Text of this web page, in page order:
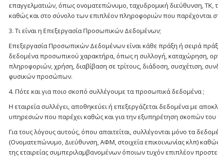
επαγγελματιών, όπως ονοματεπώνυμο, ταχυδρομική διεύθυνση, ΤΚ,
καθώς και στο σύνολο των επιπλέον πληροφοριών που παρέχονται
3. Τι είναι η Επεξεργασία Προσωπικών Δεδομένων;
Επεξεργασία Προσωπικών Δεδομένων είναι κάθε πράξη ή σειρά
δεδομένα προσωπικού χαρακτήρα, όπως η συλλογή, καταχώρηση,
πληροφοριών, χρήση, διαβίβαση σε τρίτους, διάδοση, συσχέτιση,
φυσικών προσώπων.
4. Πότε και για ποιο σκοπό συλλέγουμε τα προσωπικά δεδομένα ;
Η εταιρεία συλλέγει, αποθηκεύει ή επεξεργάζεται δεδομένα με
υπηρεσιών που παρέχει καθώς και για την εξυπηρέτηση σκοπών
Για τους λόγους αυτούς, όπου απαιτείται, συλλέγονται μόνο τα
(Ονοματεπώνυμο, Διεύθυνση, ΑΦΜ, στοιχεία επικοινωνίας κλπ)
της εταιρείας συμπεριλαμβανομένων όποιων τυχόν επιπλέον